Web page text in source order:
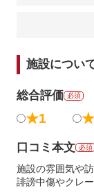
施設につい
総合評価 必須
★1
口コミ本文 必須
施設の雰囲気や
誹謗中傷やクレ